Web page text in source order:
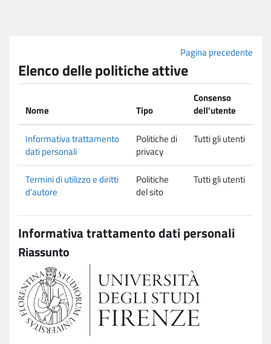
Pagina precedente
Elenco delle politiche attive
Nome Tipo
Consenso
dell'utente
Informativa trattamento
dati personali
Politiche di
privacy
Tutti gli utenti
Termini di utilizzo e diritti
d'autore
Politiche
del sito
Tutti gli utenti
Informativa trattamento dati personali
Riassunto